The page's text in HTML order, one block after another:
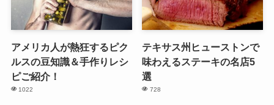
アメリカ人が熱狂するピク
ルスの豆知識＆手作りレシ
ピご紹介！
1022
テキサス州ヒューストンで
味わえるステーキの名店5
選
728